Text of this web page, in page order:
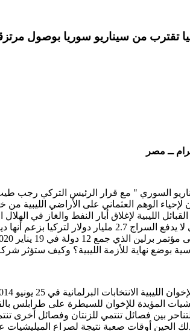
تقترب من سيناريو سوريا بوصول
ــ مصر
السوري " مع قرار الرئيس التركي رجب
أردوغان لإحياء الوهم العثماني على الأراضي
الليبية لإغلاق أبار النفط والغاز في
، ودفع الأموال والرواتب لهم، و حتى لا
بوضع نهاية للأزمة الليبية؟ وكيف
المؤيدة للإخوان للسيطرة على طرابلس
بين فصائل تنتمي للزنتان وفصائل أخرى